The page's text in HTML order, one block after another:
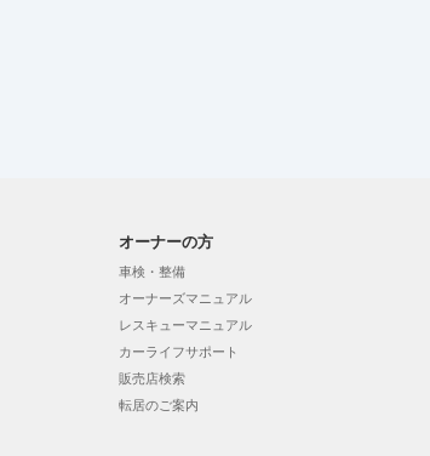
オーナーの方
車検・整備
オーナーズマニュアル
レスキューマニュアル
カーライフサポート
販売店検索
転居のご案内